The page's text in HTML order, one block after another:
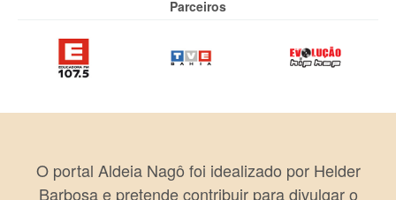
Parceiros
O portal Aldeia Nagô foi idealizado por Helder
Barbosa e pretende contribuir para divulgar o